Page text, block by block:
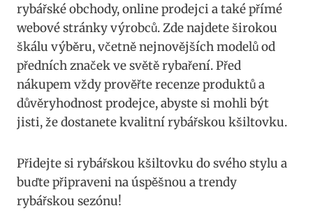
rybářské obchody, online prodejci a také přímé
⁣webové stránky⁤ výrobců. Zde najdete širokou
škálu výběru, včetně nejnovějších modelů⁣ od
‌předních značek ve světě rybaření. Před
nákupem vždy prověřte recenze produktů ⁤a
důvěryhodnost prodejce, ‍abyste si mohli být
jisti, ⁣že dostanete kvalitní rybářskou kšiltovku.
Přidejte ‌si rybářskou kšiltovku do‌ svého stylu a
buďte připraveni na úspěšnou⁢ a trendy
rybářskou sezónu!